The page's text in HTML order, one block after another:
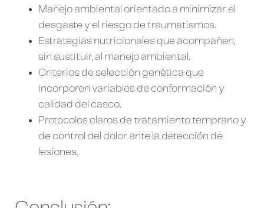
Manejo ambiental orientado a minimizar el
desgaste y el riesgo de traumatismos.
Estrategias nutricionales que acompañen,
sin sustituir, al manejo ambiental.
Criterios de selección genética que
incorporen variables de conformación y
calidad del casco.
Protocolos claros de tratamiento temprano y
de control del dolor ante la detección de
lesiones.